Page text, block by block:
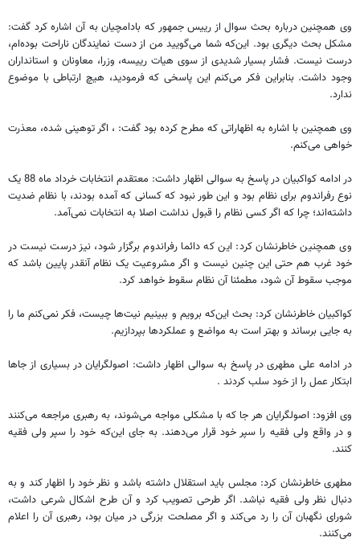
وی همچنین درباره بحث سوال از رییس جمهور که بادامچیان به آن اشاره کرد گفت:
مشکل بحث دیگری بود. این‌که شما می‌گویید من از دست نمایندگان ناراحت بوده‌ام،
درست نیست. فشار بسیار شدیدی از سوی هیات رییسه، وزرا، معاونان و استانداران
وجود داشت. بنابراین فکر می‌کنم این پاسخی که فرمودید، هیچ ارتباطی با موضوع
ندارد.
وی همچنین با اشاره به اظهاراتی که مطرح کرده بود گفت: ، اگر توهینی شده، معذرت
خواهی می‌کنم.
در ادامه کواکبیان در پاسخ به سوالی اظهار داشت: معتقدم انتخابات خرداد ماه 88 یک
نوع رفراندوم برای نظام بود و این طور نبود که کسانی که آمده بودند، با نظام ضدیت
داشته‌اند؛ چرا که اگر کسی نظام را قبول نداشت اصلا به انتخابات نمی‌آمد.
وی همچنین خاطرنشان کرد: این که دائما رفراندوم برگزار شود، نیز درست نیست در
خود غرب هم حتی این چنین نیست و اگر مشروعیت یک نظام آنقدر پایین باشد که
موجب سقوط آن شود، مطمئنا آن نظام سقوط خواهد کرد.
کواکبیان خاطرنشان کرد: بحث این‌که برویم و ببینیم نیت‌ها چیست، فکر نمی‌کنم ما را
به جایی برساند و بهتر است به مواضع و عملکرد‌ها بپردازیم.
در ادامه علی مطهری در پاسخ به سوالی اظهار داشت: اصولگرایان در بسیاری از جاها
ابتکار عمل را از خود سلب کردند .
وی افزود: اصولگرایان هر جا که با مشکلی مواجه می‌شوند، به رهبری مراجعه می‌کنند
و در واقع ولی فقیه را سپر خود قرار می‌دهند. به جای این‌که خود را سپر ولی فقیه
کنند.
مطهری خاطرنشان کرد: مجلس باید استقلال داشته باشد و نظر خود را اظهار کند و به
دنبال نظر ولی فقیه نباشد. اگر طرحی تصویب کرد و آن طرح اشکال شرعی داشت،
شورای نگهبان آن را رد می‌کند و اگر مصلحت بزرگی در میان بود، رهبری آن را اعلام
می‌کنند.